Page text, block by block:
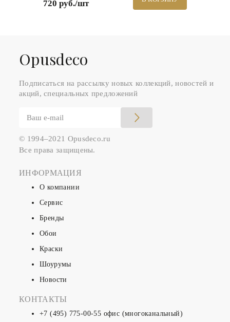
720 руб./шт
Оpusdeco
Подписаться на рассылку новых коллекций, новостей и
акций, специальных предложений
© 1994–2021 Opusdeco.ru
Все права защищены.
ИНФОРМАЦИЯ
О компании
Сервис
Бренды
Обои
Краски
Шоурумы
Новости
КОНТАКТЫ
+7 (495) 775-00-55 офис (многоканальный)